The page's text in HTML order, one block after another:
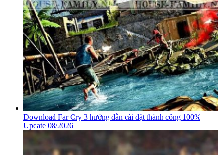
Download Far Cry 3 hướng dẫn cài đặt thành công 100%
Update 08/2026